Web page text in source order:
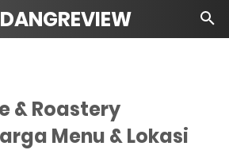
& Roastery
Menu & Lokasi